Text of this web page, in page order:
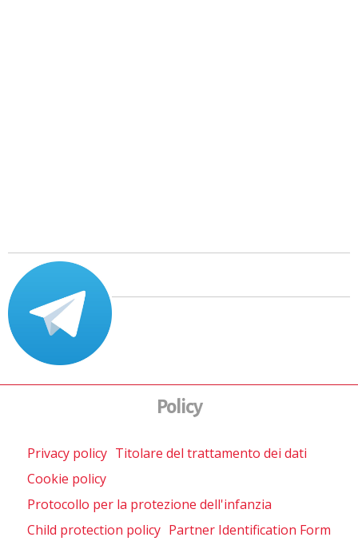
Policy
Privacy policy Titolare del trattamento dei dati
Cookie policy
Protocollo per la protezione dell'infanzia
Child protection policy Partner Identification Form